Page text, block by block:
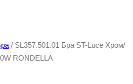
/ SL357.501.01 Бра ST-Luce Хром/
RONDELLA